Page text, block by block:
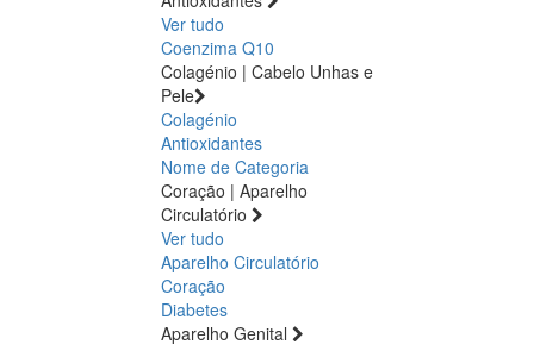
Ver tudo
Coenzima Q10
Colagénio | Cabelo Unhas e
Pele
Colagénio
Antioxidantes
Nome de Categoria
Coração | Aparelho
Circulatório
Ver tudo
Aparelho Circulatório
Coração
Diabetes
Aparelho Genital